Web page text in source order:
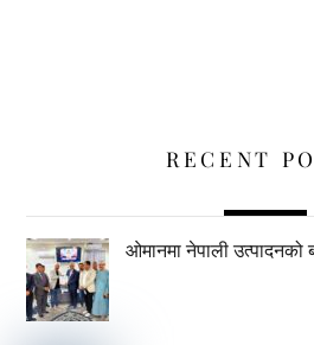
RECENT
ओमानमा नेपाली उत्पादनको